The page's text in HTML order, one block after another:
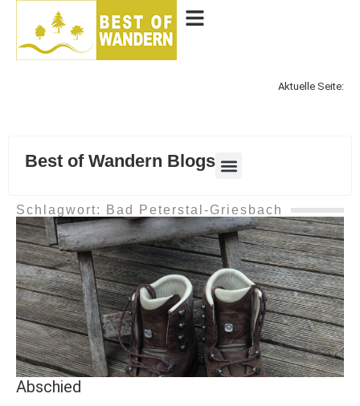
Aktuelle Seite:
Best of Wandern Blogs
Schlagwort: Bad Peterstal-Griesbach
Abschied